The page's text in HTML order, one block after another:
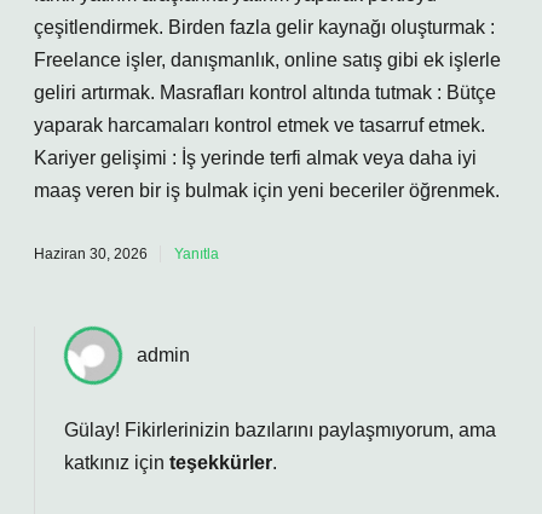
çeşitlendirmek. Birden fazla gelir kaynağı oluşturmak :
Freelance işler, danışmanlık, online satış gibi ek işlerle
geliri artırmak. Masrafları kontrol altında tutmak : Bütçe
yaparak harcamaları kontrol etmek ve tasarruf etmek.
Kariyer gelişimi : İş yerinde terfi almak veya daha iyi
maaş veren bir iş bulmak için yeni beceriler öğrenmek.
Haziran 30, 2026 Yanıtla
admin
Gülay! Fikirlerinizin bazılarını paylaşmıyorum, ama
katkınız için teşekkürler.